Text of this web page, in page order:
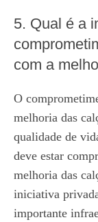
5. Qual é a
com a
O
melhoria das
qualidade de
deve estar
melhoria das
iniciativa
importante